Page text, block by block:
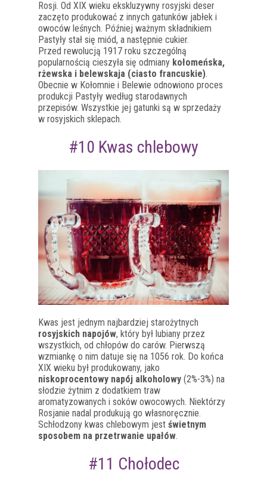
Rosji. Od XIX wieku ekskluzywny rosyjski deser
zaczęto produkować z innych gatunków jabłek i
owoców leśnych. Później ważnym składnikiem
Pastyły stał się miód, a następnie cukier.
Przed rewolucją 1917 roku szczególną
popularnością cieszyła się odmiany kołomeńska,
rżewska i belewskaja (ciasto francuskie).
Obecnie w Kołomnie i Belewie odnowiono proces
produkcji Pastyły według starodawnych
przepisów. Wszystkie jej gatunki są w sprzedaży
w rosyjskich sklepach.
#10 Kwas chlebowy
Kwas jest jednym najbardziej starożytnych
rosyjskich napojów, który był lubiany przez
wszystkich, od chłopów do carów. Pierwszą
wzmiankę o nim datuje się na 1056 rok. Do końca
XIX wieku był produkowany, jako
niskoprocentowy napój alkoholowy (2%-3%) na
słodzie żytnim z dodatkiem traw
aromatyzowanych i soków owocowych. Niektórzy
Rosjanie nadal produkują go własnoręcznie.
Schłodzony kwas chlebowym jest świetnym
sposobem na przetrwanie upałów.
#11 Chołodec